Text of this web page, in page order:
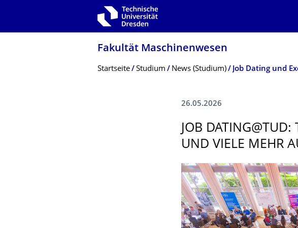
Zur Hauptnavigation springen
Fakultät Maschinenwesen
Breadcrumb-Menü
Startseite Studium News (Studium) Job Dating und
26.05.2026
JOB
UND VIELE MEHR